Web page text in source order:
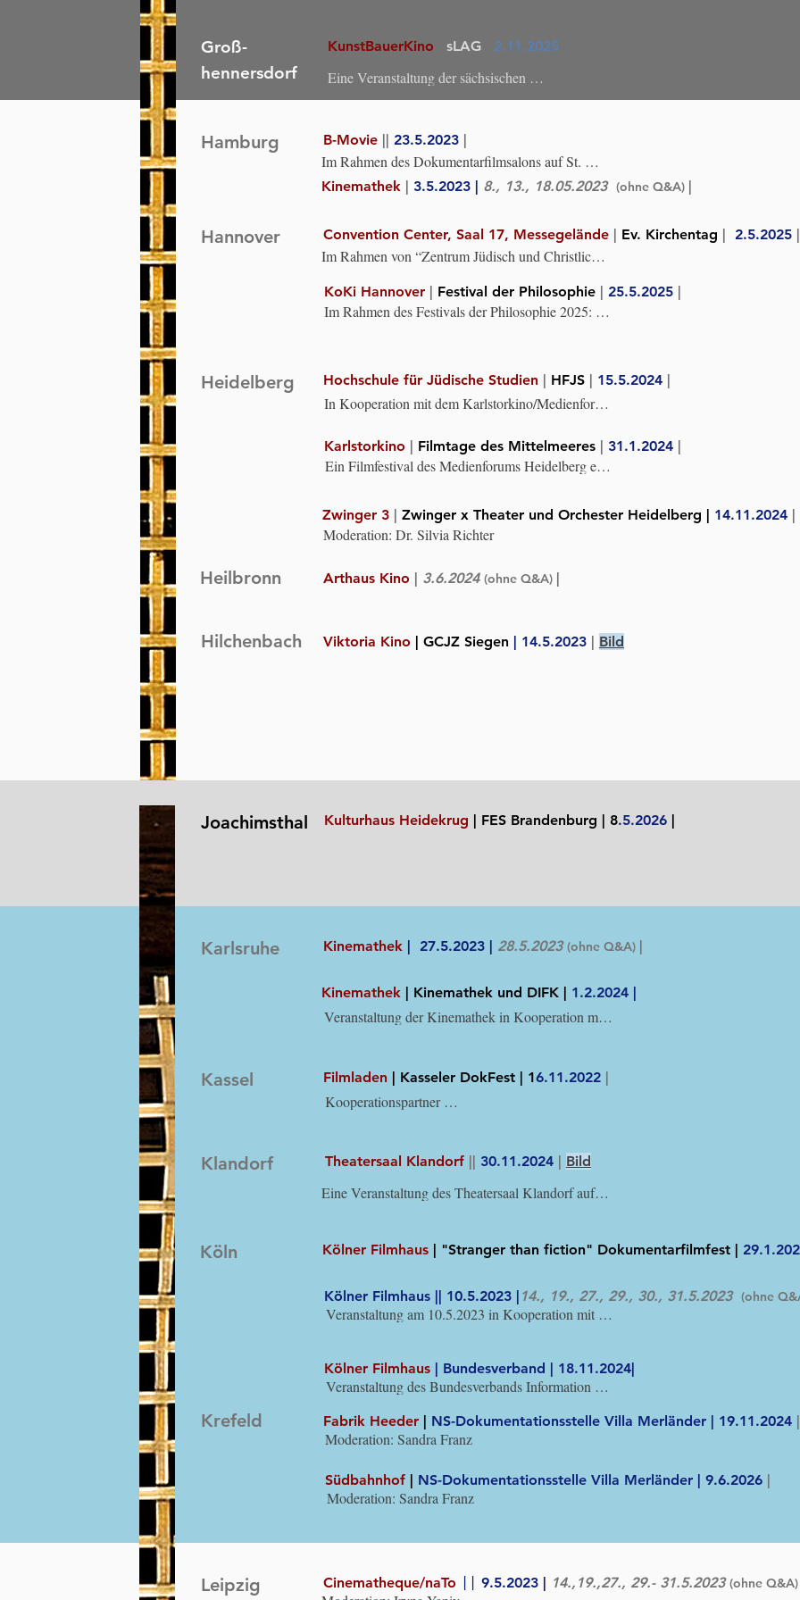
jüdische Zusammenarbeit Göttingen e.V.
Groß-
hennersdorf
KunstBauerKino sLAG 2.11.2025
Eine Veranstaltung der sächsischen
Hamburg
Hannover
Heidelberg
Heilbronn
Hilchenbach
B-Movie || 23.5.2023 |
Im Rahmen des Dokumentarfilmsalons auf St.
Pauli. Moderation: Jens Geiger Ehrengast: Hannes
Heer
Kinemathek | 3.5.2023 | 8., 13., 18.05.2023 (ohne Q&A) |
Convention Center, Saal 17, Messegelände | Ev. Kirchentag | 2.5.2025
Im Rahmen von “Zentrum Jüdisch und Christlich”,
KoKi Hannover | Festival der Philosophie | 25.5.2025 |
Im Rahmen des Festivals der Philosophie 2025:
Hochschule für Jüdische Studien | HFJS | 15.5.2024 |
In Kooperation mit dem Karlstorkino/Medienforum
Unterstützt durch die Stadt Heidelberg und Mosaik
Deutschland e.V. im Rahmen des
Karlstorkino | Filmtage des Mittelmeeres | 31.1.2024 |
Ein Filmfestival des Medienforums Heidelberg e.
Zwinger 3 | Zwinger x Theater und Orchester Heidelberg | 14.11.2024 |
Moderation: Dr. Silvia Richter
Arthaus Kino | 3.6.2024 (ohne Q&A) |
Viktoria Kino | GCJZ Siegen | 14.5.2023 | Bild
Joachimsthal Kulturhaus Heidekrug | FES Brandenburg | 8.5.2026 |
Heidekrug
Karlsruhe Kinemathek | 27.5.2023 | 28.5.2023 (ohne Q&A) |
Kinemathek | Kinemathek und DIFK | 1.2.2024 |
Veranstaltung der Kinemathek in Kooperation mit
Kassel Filmladen | Kasseler DokFest | 16.11.2022 |
Kooperationspartner
Klandorf Theatersaal Klandorf || 30.11.2024 | Bild
Eine Veranstaltung des Theatersaal Klandorf auf
Köln Kölner Filmhaus | "Stranger than fiction" Dokumentarfilmfest |
Kölner Filmhaus || 10.5.2023 | 14., 19., 27., 29., 30., 31.5.2023 (ohne
Veranstaltung am 10.5.2023 in Kooperation mit
Kölner Filmhaus | Bundesverband | 18.11.2024|
Veranstaltung des Bundesverbands Information &
die Stiftung Erinnerung, Verantwortung und
Zukunft (EVZ) sowie das Bundesministerium der
Finanzen (BMF).  Moderation: Katja Garmasch.
Krefeld Fabrik Heeder | NS-Dokumentationsstelle Villa Merländer | 19.11.2024 |
Moderation: Sandra Franz
Südbahnhof | NS-Dokumentationsstelle Villa Merländer | 9.6.2026 |
Moderation: Sandra Franz
Leipzig Cinematheque/naTo 9.5.2023 | 14.,19.,27., 29.- 31.5.2023 (ohne